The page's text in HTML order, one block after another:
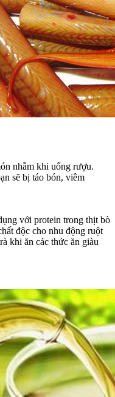
nhắm khi uống rượu.
sẽ bị táo bón, viêm
với protein trong thịt bò
độc cho nhu động ruột
khi ăn các thức ăn giàu